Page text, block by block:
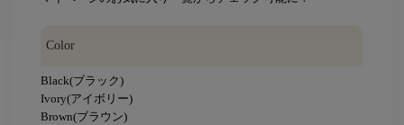
Color
Black(ブラック)
Ivory(アイボリー)
Brown(ブラウン)